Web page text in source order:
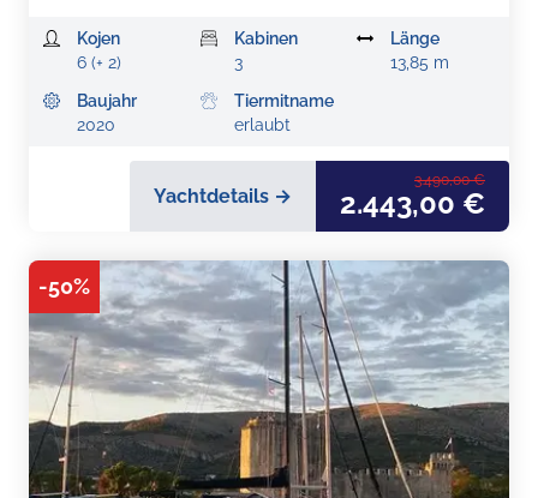
Kojen
6 (+ 2)
Kabinen
3
Länge
13,85 m
Baujahr
2020
Tiermitname
erlaubt
Yachtdetails →
3.490,00 €
2.443,00 €
-50%